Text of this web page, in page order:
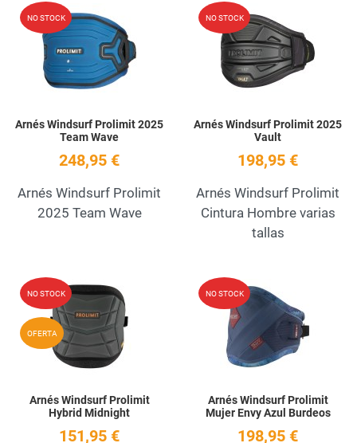
NO STOCK Add to Wishlist
Quick View
Arnés Windsurf Prolimit 2025
Team Wave
248,95 €
Arnés Windsurf Prolimit
2025 Team Wave
NO STOCK
Arnés Windsurf Prolimit 2025
Vault
198,95 €
Arnés Windsurf Prolimit
Cintura Hombre varias
tallas
NO STOCK
OFERTA
Add to Wishlist
Quick View
Arnés Windsurf Prolimit
Hybrid Midnight
151,95 €
NO STOCK
Arnés Windsurf Prolimit
Mujer Envy Azul Burdeos
198,95 €